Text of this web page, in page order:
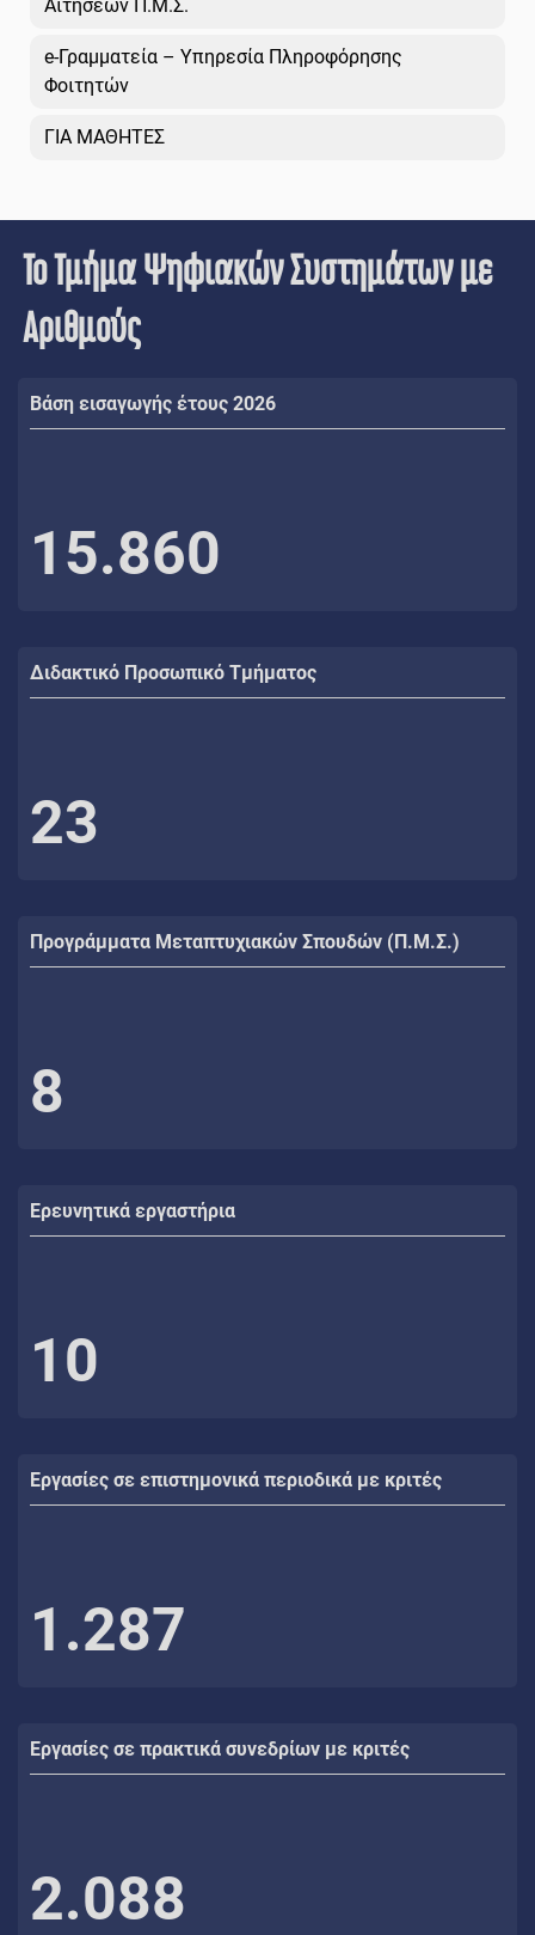
Αιτήσεων Π.Μ.Σ.
e-Γραμματεία – Υπηρεσία Πληροφόρησης
Φοιτητών
ΓΙΑ ΜΑΘΗΤΕΣ
Το Τμήμα Ψηφιακών Συστημάτων με
Αριθμούς
Βάση εισαγωγής έτους 2026
15.860
Διδακτικό Προσωπικό Τμήματος
23
Προγράμματα Μεταπτυχιακών Σπουδών (Π.Μ.Σ.)
8
Ερευνητικά εργαστήρια
10
Εργασίες σε επιστημονικά περιοδικά με κριτές
1.287
Εργασίες σε πρακτικά συνεδρίων με κριτές
2.088